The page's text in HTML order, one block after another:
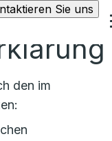
Sie uns
den im